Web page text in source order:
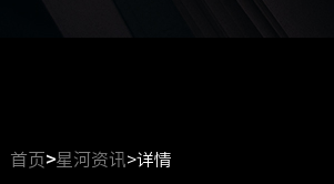
首页>星河资讯 >详情